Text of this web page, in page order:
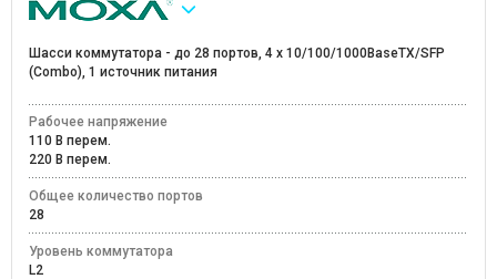
Шасси коммутатора - до 28 портов, 4 x 10/100/1000BaseTX/SFP
(Combo), 1 источник питания
Рабочее напряжение
110 В перем.
220 В перем.
Общее количество портов
28
Уровень коммутатора
L2